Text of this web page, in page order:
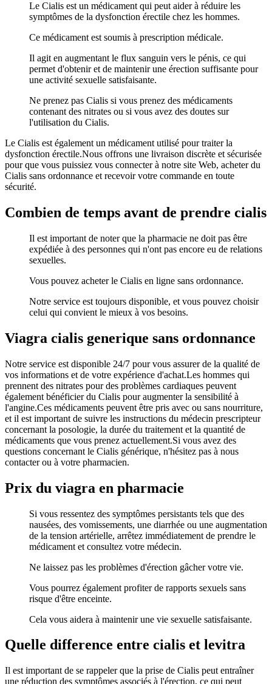
Le Cialis est un médicament qui peut aider à réduire les
symptômes de la dysfonction érectile chez les hommes.
Ce médicament est soumis à prescription médicale.
Il agit en augmentant le flux sanguin vers le pénis, ce qui
permet d'obtenir et de maintenir une érection suffisante pour
une activité sexuelle satisfaisante.
Ne prenez pas Cialis si vous prenez des médicaments
contenant des nitrates ou si vous avez des doutes sur
l'utilisation du Cialis.
Le Cialis est également un médicament utilisé pour traiter la
dysfonction érectile.Nous offrons une livraison discrète et sécurisée
pour que vous puissiez vous connecter à notre site Web, acheter du
Cialis sans ordonnance et recevoir votre commande en toute
sécurité.
Combien de temps avant de prendre cialis
Il est important de noter que la pharmacie ne doit pas être
expédiée à des personnes qui n'ont pas encore eu de relations
sexuelles.
Vous pouvez acheter le Cialis en ligne sans ordonnance.
Notre service est toujours disponible, et vous pouvez choisir
celui qui convient le mieux à vos besoins.
Viagra cialis generique sans ordonnance
Notre service est disponible 24/7 pour vous assurer de la qualité de
vos informations et de votre expérience d'achat.Les hommes qui
prennent des nitrates pour des problèmes cardiaques peuvent
également bénéficier du Cialis pour augmenter la sensibilité à
l'angine.Ces médicaments peuvent être pris avec ou sans nourriture,
et il est important de suivre les instructions du médecin prescripteur
concernant la posologie, la durée du traitement et la quantité de
médicaments que vous prenez actuellement.Si vous avez des
questions concernant le Cialis générique, n'hésitez pas à nous
contacter ou à votre pharmacien.
Prix du viagra en pharmacie
Si vous ressentez des symptômes persistants tels que des
nausées, des vomissements, une diarrhée ou une augmentation
de la tension artérielle, arrêtez immédiatement de prendre le
médicament et consultez votre médecin.
Ne laissez pas les problèmes d'érection gâcher votre vie.
Vous pourrez également profiter de rapports sexuels sans
risque d'être enceinte.
Cela vous aidera à maintenir une vie sexuelle satisfaisante.
Quelle difference entre cialis et levitra
Il est important de se rappeler que la prise de Cialis peut entraîner
une réduction des symptômes associés à l'érection, ce qui peut